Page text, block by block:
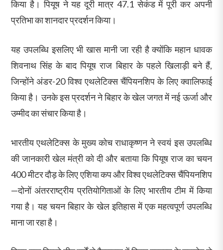
किया है। पियूष ने यह दूरी मात्र 47.1 सेकंड में पूरी कर अपनी
प्रतिभा का शानदार प्रदर्शन किया।
यह उपलब्धि इसलिए भी खास मानी जा रही है क्योंकि महान धावक
शिवनाथ सिंह के बाद पियूष राज बिहार के पहले खिलाड़ी बने हैं,
जिन्होंने अंडर-20 विश्व एथलेटिक्स चैंपियनशिप के लिए क्वालिफाई
किया है। उनके इस प्रदर्शन ने बिहार के खेल जगत में नई ऊर्जा और
उम्मीद का संचार किया है।
भारतीय एथलेटिक्स के मुख्य कोच राधाकृष्णन ने स्वयं इस उपलब्धि
की जानकारी खेल मंत्री को दी और बताया कि पियूष राज का चयन
400 मीटर दौड़ के लिए एशिया कप और विश्व एथलेटिक्स चैंपियनशिप
—दोनों अंतरराष्ट्रीय प्रतियोगिताओं के लिए भारतीय टीम में किया
गया है। यह चयन बिहार के खेल इतिहास में एक महत्वपूर्ण उपलब्धि
माना जा रहा है।